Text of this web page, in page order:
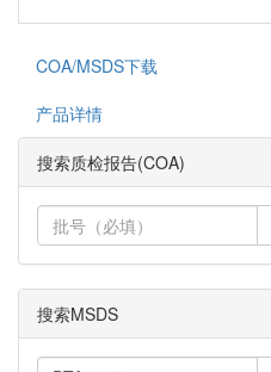
COA/MSDS下载
产品详情
搜索质检报告(COA)
搜索MSDS